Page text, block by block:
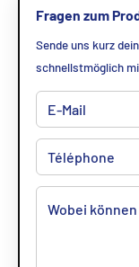
Fragen zum
Sende uns kurz
schnellstmöglich